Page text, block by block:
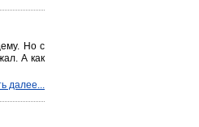
Но с
А как
далее...